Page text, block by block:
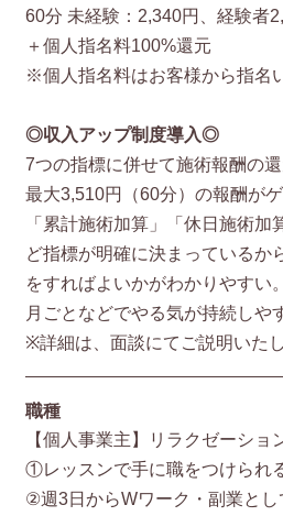
60分 未経験：2,340円、経験者
＋個人指名料100%還元
※個人指名料はお客様から指名
◎収入アップ制度導入◎
7つの指標に併せて施術報酬の還
最大3,510円（60分）の報酬が
「累計施術加算」「休日施術
ど指標が明確に決まっているか
をすればよいかがわかりやすい
月ごとなどでやる気が持続しや
※詳細は、面談にてご説明いたし
職種
【個人事業主】リラクゼーショ
①レッスンで手に職をつけられ
②週3日からWワーク・副業と